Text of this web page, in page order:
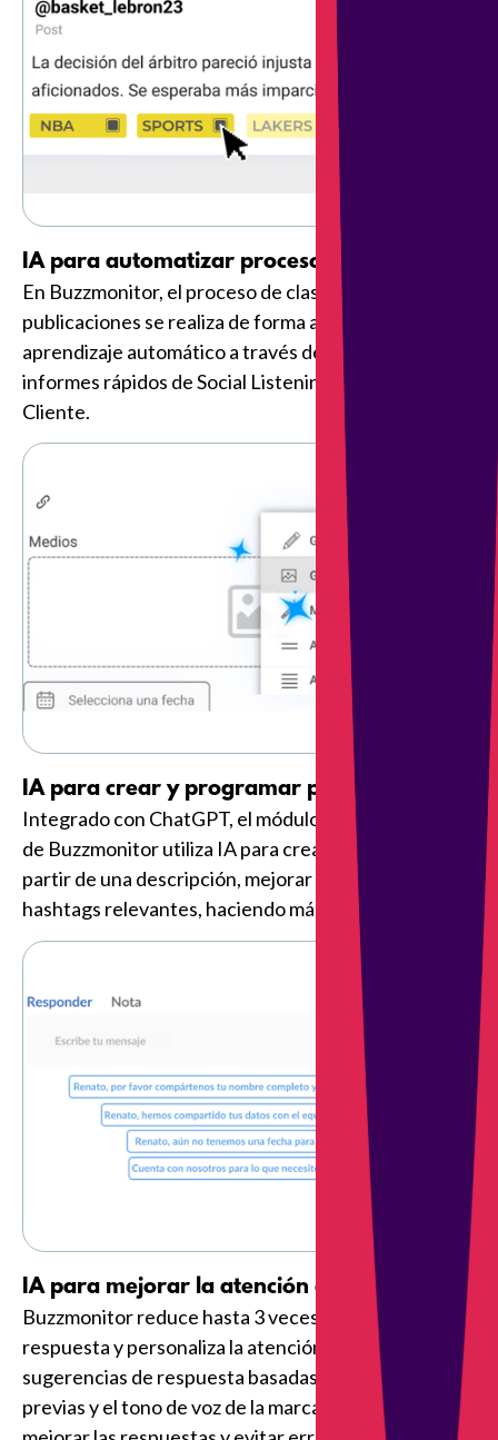
IA para automatizar procesos:
En Buzzmonitor, el proceso de clasificación de
publicaciones se realiza de forma automática y con
aprendizaje automático a través de IA, generando
informes rápidos de Social Listening y de Atención al
Cliente.
IA para crear y programar posts:
Integrado con ChatGPT, el módulo de Programación
de Buzzmonitor utiliza IA para crear imágenes a
partir de una descripción, mejorar textos y sugerir
hashtags relevantes, haciendo más ágil el proceso.
IA para mejorar la atención al cliente:
Buzzmonitor reduce hasta 3 veces el tiempo de
respuesta y personaliza la atención mediante
sugerencias de respuesta basadas en interacciones
previas y el tono de voz de la marca, además de